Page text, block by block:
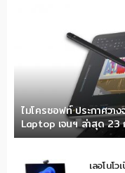
ไมโครซอฟท์ ประกาศวา
Laptop เจนฯ ล่าสุด 23
เลอโนโ